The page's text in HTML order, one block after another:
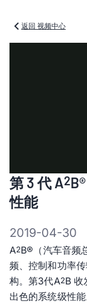
返回 视频中心
第 3 代 A2
性能
2019-04-30
A2B®（汽车音频
频、控制和功率
构。第3代A2B 收
出色的系统级性能